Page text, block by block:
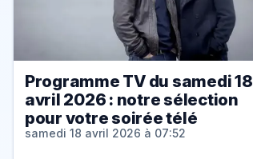
Programme TV du samedi 18
avril 2026 : notre sélection
pour votre soirée télé
samedi 18 avril 2026 à 07:52